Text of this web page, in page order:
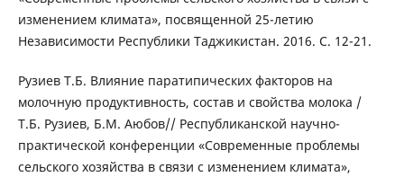
изменением климата», посвященной 25-летию
Независимости Республики Таджикистан. 2016. С. 12-21.
Рузиев Т.Б. Влияние паратипических факторов на
молочную продуктивность, состав и свойства молока /
Т.Б. Рузиев, Б.М. Аюбов// Республиканской научно-
практической конференции «Современные проблемы
сельского хозяйства в связи с изменением климата»,